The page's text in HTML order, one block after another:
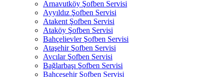
Arnavutköy Şofben Servisi
Ayyıldız Şofben Servisi
Atakent Şofben Servisi
Ataköy Şofben Servisi
Bahçelievler Şofben Servisi
Ataşehir Şofben Servisi
Avcılar Şofben Servisi
Bağlarbaşı Şofben Servisi
Bahçeşehir Şofben Servisi